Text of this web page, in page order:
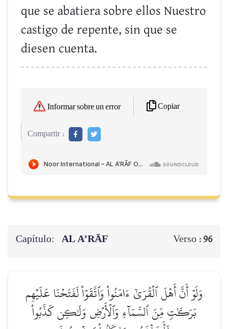
que se abatiera sobre ellos Nuestro
castigo de repente, sin que se
diesen cuenta.
Informar sobre un error Copiar
Compartir :
Capítulo: AL A’RĀF Verso : 96
وَلَوۡ أَنَّ أَهۡلَ ٱلۡقُرَىٰٓ ءَامَنُواْ وَٱتَّقَوۡاْ لَفَتَحۡنَا عَلَيۡهِم
بَرَكَٰتٖ مِّنَ ٱلسَّمَآءِ وَٱلۡأَرۡضِ وَلَٰكِن كَذَّبُواْ